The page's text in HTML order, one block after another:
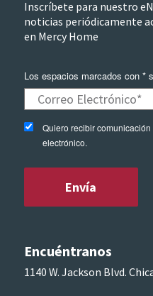
Inscríbete para nuestro
noticias periódicamente
en Mercy Home
Los espacios marcados con *
Quiero recibir
electrónico.
Encuéntranos
1140 W. Jackson Blvd.